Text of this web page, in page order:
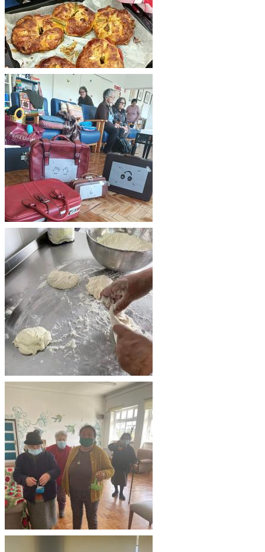
Ver imagem
Ver imagem
Ver imagem
Ver imagem